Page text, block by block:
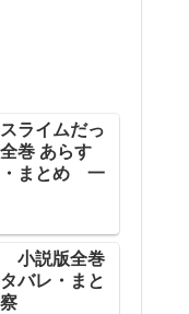
ライムだっ
巻 あらす
・まとめ 一
小説版全巻
バレ・まと